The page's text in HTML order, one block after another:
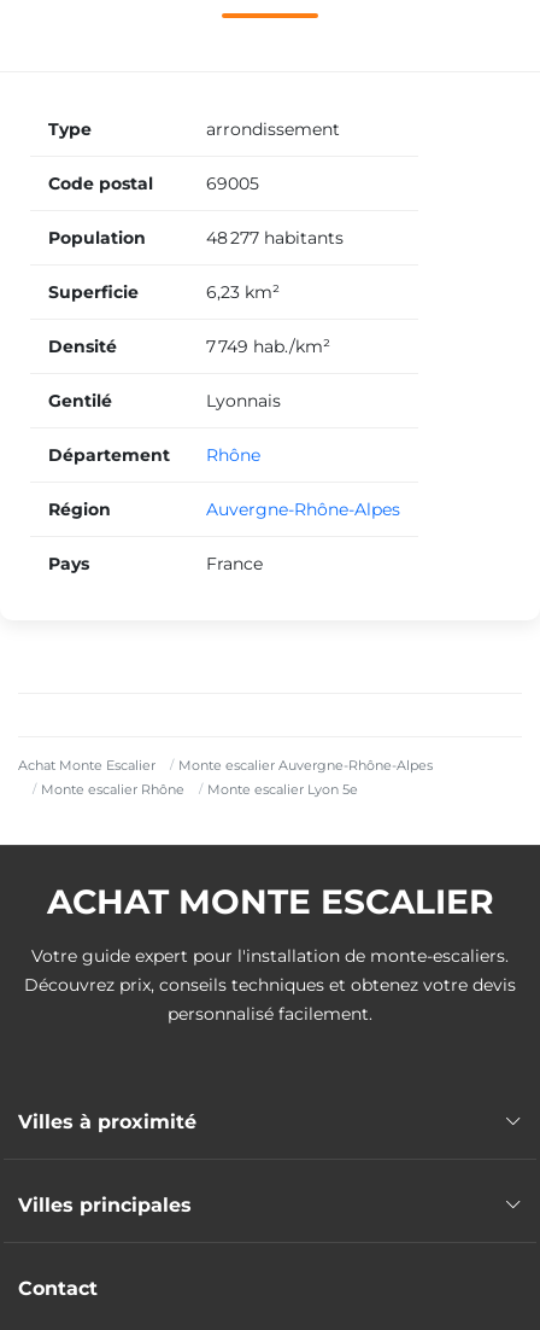
Achat Monte Escalier
Monte escalier Auvergne-Rhône-Alpes
Monte escalier Rhône
Monte escalier Lyon 5e
Type arrondissement
Code postal 69005
Population 48 277 habitants
Superficie 6,23 km²
Densité 7 749 hab./km²
Gentilé Lyonnais
Département Rhône
Région Auvergne-Rhône-Alpes
Pays France
ACHAT MONTE ESCALIER
Votre guide expert pour l'installation de monte-escaliers.
Découvrez prix, conseils techniques et obtenez votre devis
personnalisé facilement.
Villes à proximité
Monte escalier Sainte-Foy-lès-Lyon
Villes principales
Monte escalier Vénissieux
Contact